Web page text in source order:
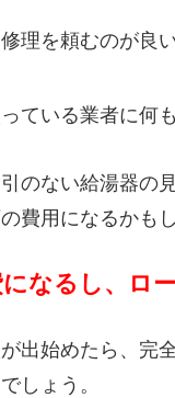
理を頼むのが良
ている業者に何
のない給湯器の
費用になるかも
なるし、ロ
出始めたら、完
しょう。